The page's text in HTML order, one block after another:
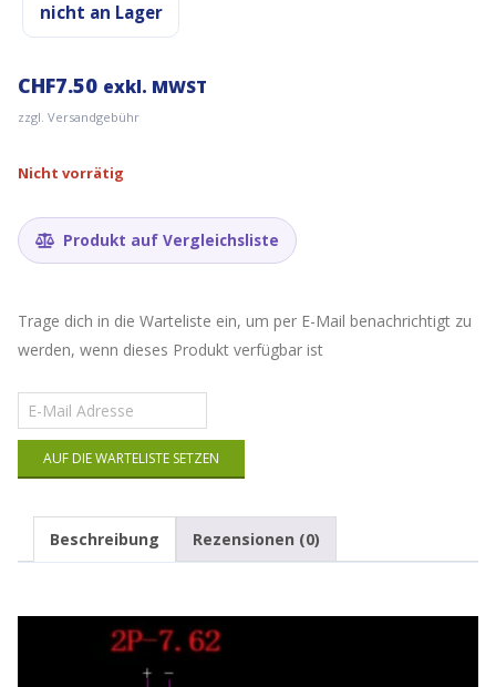
nicht an Lager
CHF7.50 exkl. MWST
zzgl. Versandgebühr
Nicht vorrätig
Produkt auf Vergleichsliste
Trage dich in die Warteliste ein, um per E-Mail benachrichtigt zu
werden, wenn dieses Produkt verfügbar ist
Gib
deine
E-
Mail-
für
AUF DIE WARTELISTE SETZEN
Beschreibung Rezensionen (0)